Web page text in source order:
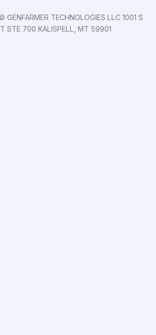
TECHNOLOGIES LLC 1001 S
STE 700 KALISPELL, MT 59901